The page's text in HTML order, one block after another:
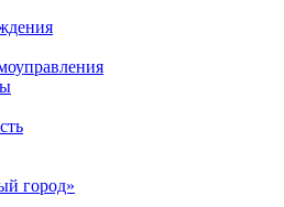
город»